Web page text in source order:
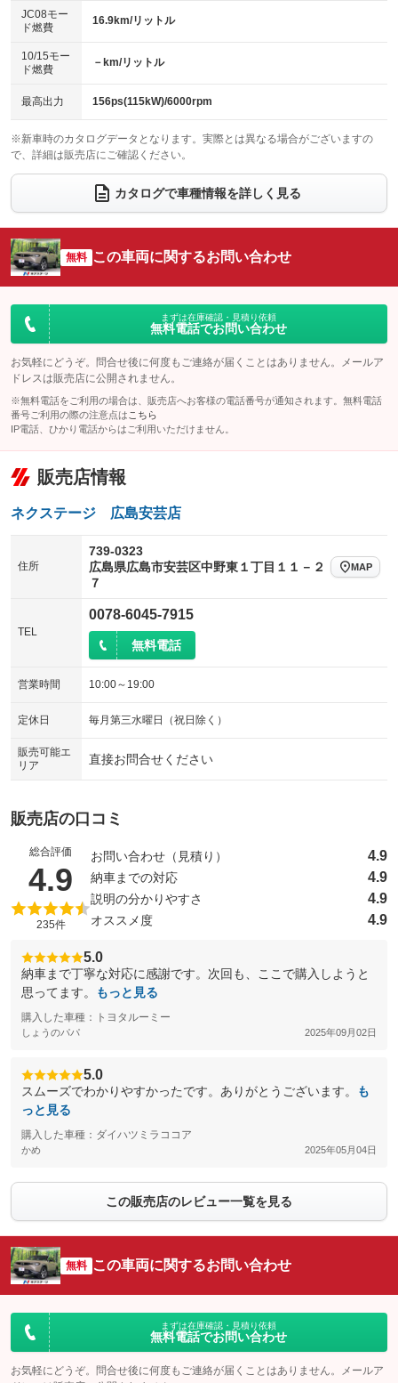
電動格納ミラー
：装備あり
：装備なし
パワーシート
ベンチシート
：装備なし
チップアップシート
：装備なし
：装備なし ：装備あり
ウォークスルー
：装備なし
電動リアゲート フロントカメラ
：装備あり
：装備なし ：装備あり
サイドカメラ
：装備あり ルーフレール
：装備なし
：装備なし
：装備なし
JC08モー
ド燃費
16.9km/リットル
10/15モー
ド燃費
－km/リットル
最高出力 156ps(115kW)/6000rpm
※新車時のカタログデータとなります。実際とは異なる場合がございますの
で、詳細は販売店にご確認ください。
カタログで車種情報を詳しく見る
無料 この車両に関するお問い合わせ
まずは在庫確認・見積り依頼
無料電話でお問い合わせ
お気軽にどうぞ。問合せ後に何度もご連絡が届くことはありません。メールア
ドレスは販売店に公開されません。
※無料電話をご利用の場合は、販売店へお客様の電話番号が通知されます。無料電話
番号ご利用の際の注意点は こちら
IP電話、ひかり電話からはご利用いただけません。
販売店情報
ネクステージ 広島安芸店
住所
739-0323
広島県広島市安芸区中野東１丁目１１－２
７
MAP
TEL
0078-6045-7915
無料電話
営業時間 10:00～19:00
定休日 毎月第三水曜日（祝日除く）
販売可能エ
リア
直接お問合せください
販売店の口コミ
総合評価
4.9 （5点満点中）
235件
お問い合わせ（見積り） 4.9
納車までの対応 4.9
説明の分かりやすさ 4.9
オススメ度 4.9
5.0
納車まで丁寧な対応に感謝です。次回も、ここで購入しようと
思ってます。
もっと見る
購入した車種：トヨタルーミー
しょうのパパ 2025年09月02日
5.0
スムーズでわかりやすかったです。ありがとうございます。
も
っと見る
購入した車種：ダイハツミラココア
かめ 2025年05月04日
この販売店のレビュー一覧を見る
無料 この車両に関するお問い合わせ
まずは在庫確認・見積り依頼
無料電話でお問い合わせ
お気軽にどうぞ。問合せ後に何度もご連絡が届くことはありません。メールア